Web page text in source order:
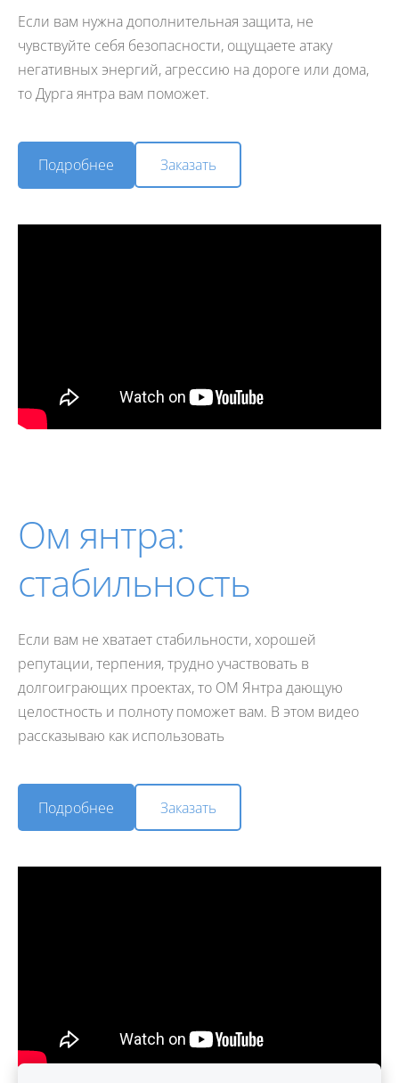
Если вам нужна дополнительная защита, не
чувствуйте себя безопасности, ощущаете атаку
негативных энергий, агрессию на дороге или дома,
то Дурга янтра вам поможет.
​Подробнее​ ​Заказать​
Ом янтра:
стабильность
Если вам не хватает стабильности, хорошей
репутации, терпения, трудно участвовать в
долгоиграющих проектах, то ОМ Янтра дающую
целостность и полноту поможет вам. В этом видео
рассказываю как использовать
​Подробнее​ ​Заказать​